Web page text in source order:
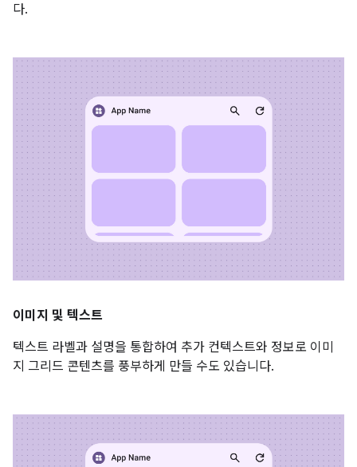
다.
이미지 및 텍스트
텍스트 라벨과 설명을 통합하여 추가 컨텍스트와 정보로 이미
지 그리드 콘텐츠를 풍부하게 만들 수도 있습니다.